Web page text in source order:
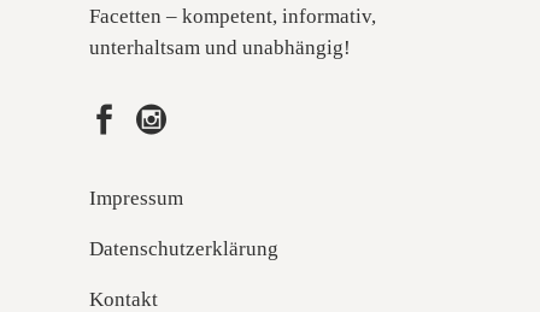
Facetten – kompetent, informativ,
unterhaltsam und unabhängig!
Impressum
Datenschutzerklärung
Kontakt